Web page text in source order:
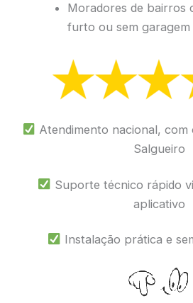
Moradores de bairros
furto ou sem
Atendimento nacional,
Salgueiro
Suporte técnico rápido
aplicativo
Instalação prática e